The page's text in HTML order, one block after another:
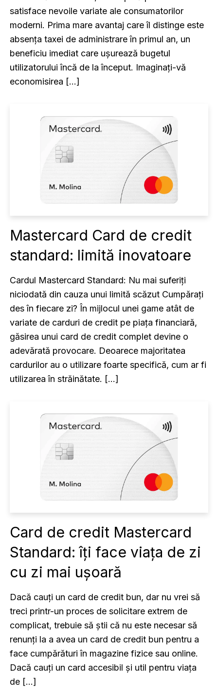
satisface nevoile variate ale consumatorilor
moderni. Prima mare avantaj care îl distinge este
absența taxei de administrare în primul an, un
beneficiu imediat care ușurează bugetul
utilizatorului încă de la început. Imaginați-vă
economisirea […]
Mastercard Card de credit
standard: limită inovatoare
Cardul Mastercard Standard: Nu mai suferiți
niciodată din cauza unui limită scăzut Cumpărați
des în fiecare zi? În mijlocul unei game atât de
variate de carduri de credit pe piața financiară,
găsirea unui card de credit complet devine o
adevărată provocare. Deoarece majoritatea
cardurilor au o utilizare foarte specifică, cum ar fi
utilizarea în străinătate. […]
Card de credit Mastercard
Standard: îți face viața de zi
cu zi mai ușoară
Dacă cauți un card de credit bun, dar nu vrei să
treci printr-un proces de solicitare extrem de
complicat, trebuie să știi că nu este necesar să
renunți la a avea un card de credit bun pentru a
face cumpărături în magazine fizice sau online.
Dacă cauți un card accesibil și util pentru viața
de […]